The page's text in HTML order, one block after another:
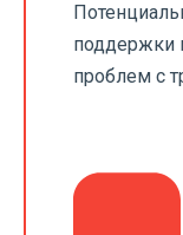
поддержки
проблем с